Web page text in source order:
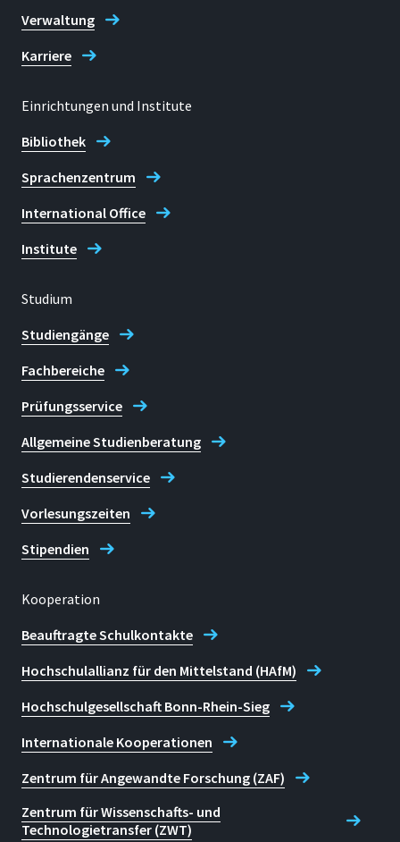
Verwaltung
Karriere
Einrichtungen und Institute
Bibliothek
Sprachenzentrum
International Office
Institute
Studium
Studiengänge
Fachbereiche
Prüfungsservice
Allgemeine Studienberatung
Studierendenservice
Vorlesungszeiten
Stipendien
Kooperation
Beauftragte Schulkontakte
Hochschulallianz für den Mittelstand (HAfM)
Hochschulgesellschaft Bonn-Rhein-Sieg
Internationale Kooperationen
Zentrum für Angewandte Forschung (ZAF)
Zentrum für Wissenschafts- und
Technologietransfer (ZWT)